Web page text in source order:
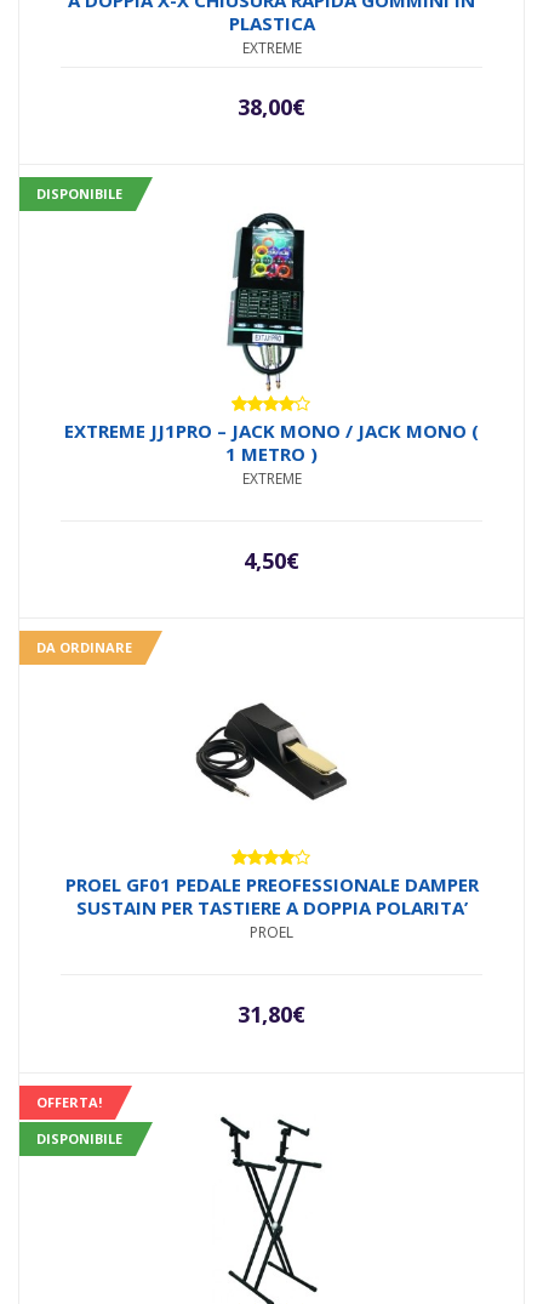
PLASTICA
EXTREME
38,00€
DISPONIBILE
Valutato
4.00su
5
EXTREME JJ1PRO – JACK MONO / JACK MONO (
1 METRO )
EXTREME
4,50€
DA ORDINARE
Valutato
3.88su
5
PROEL GF01 PEDALE PREOFESSIONALE DAMPER
SUSTAIN PER TASTIERE A DOPPIA POLARITA’
PROEL
31,80€
OFFERTA!
DISPONIBILE